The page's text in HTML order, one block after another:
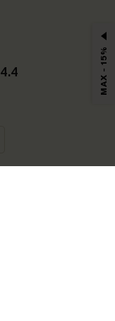
4.4 MAX - 15%